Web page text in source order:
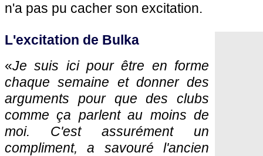
n'a pas pu cacher son excitation.
L'excitation de Bulka
«Je suis ici pour être en forme
chaque semaine et donner des
arguments pour que des clubs
comme ça parlent au moins de
moi. C'est assurément un
compliment, a savouré l'ancien